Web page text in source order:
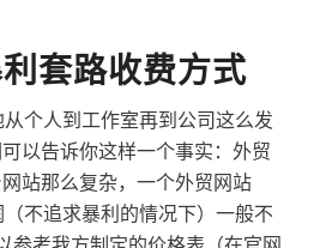
套路收费方式
个人到工作室再到公司这么发
以告诉你这样一个事实：外贸
站那么复杂，一个外贸网站
不追求暴利的情况下）一般不